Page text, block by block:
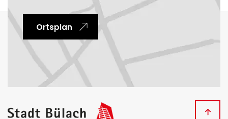
Ortsplan
Kontakt